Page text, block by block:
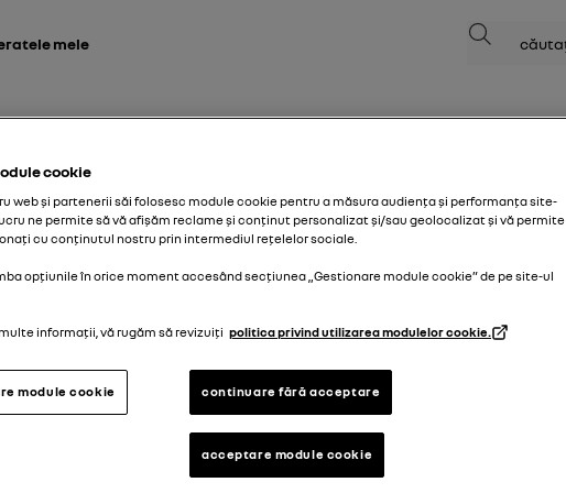
mele
Căutare
inițială a vehiculului dvs.
cookie
web și partenerii săi folosesc module cookie pentru a măsura audiența și performanța site-
ne permite să vă afișăm reclame și conținut personalizat și/sau geolocalizat și vă permite
cu conținutul nostru prin intermediul rețelelor sociale.
opțiunile în orice moment accesând secțiunea „Gestionare module cookie” de pe site-ul
informații, vă rugăm să revizuiți politica privind utilizarea modulelor cookie.
continuare fără acceptare
acceptare module cookie
module cookie